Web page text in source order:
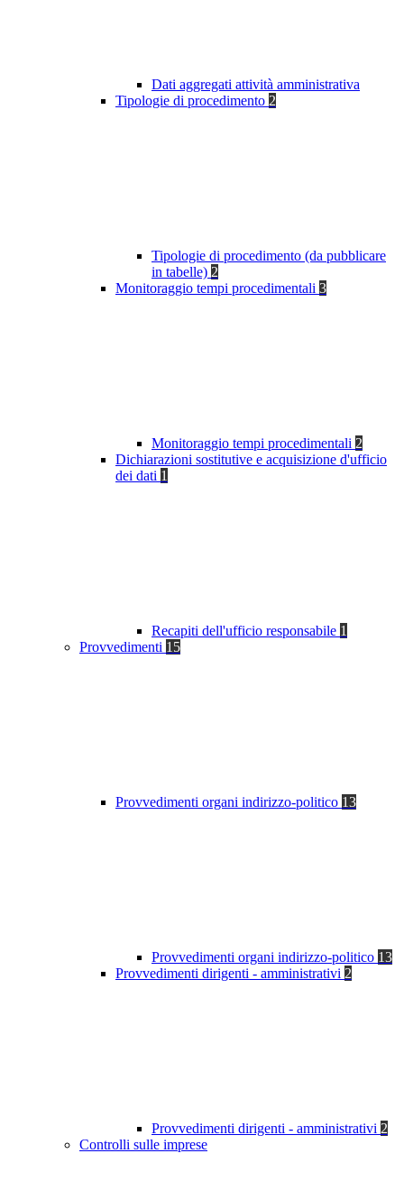
Dati aggregati attività amministrativa
Tipologie di procedimento 2
Tipologie di procedimento (da pubblicare
in tabelle) 2
Monitoraggio tempi procedimentali 3
Monitoraggio tempi procedimentali 2
Dichiarazioni sostitutive e acquisizione d'ufficio
dei dati 1
Recapiti dell'ufficio responsabile 1
Provvedimenti 15
Provvedimenti organi indirizzo-politico 13
Provvedimenti organi indirizzo-politico 13
Provvedimenti dirigenti - amministrativi 2
Provvedimenti dirigenti - amministrativi 2
Controlli sulle imprese